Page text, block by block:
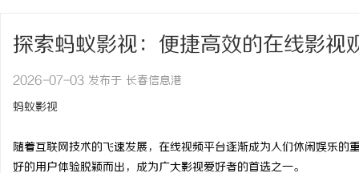
探索蚂蚁影视：便捷高效的在线影视
2026-07-03 发布于 长春信息港
蚂蚁影视
随着互联网技术的飞速发展，在线视频平台逐渐成为人们休闲娱乐的
好的用户体验脱颖而出，成为广大影视爱好者的首选之一。